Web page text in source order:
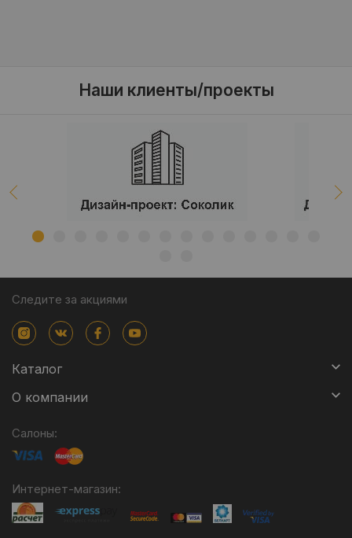
Наши клиенты/проекты
Следите за акциями
Каталог
О компании
Салоны:
Интернет-магазин: